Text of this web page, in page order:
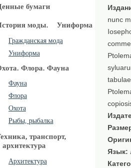
бумаги
моды. Униформа
Гражданская мода
Униформа
Флора. Фауна
Фауна
Флора
Охота
Рыбы, рыбалка
транспорт,
архитектура
Архитектура
nunc
Язык: